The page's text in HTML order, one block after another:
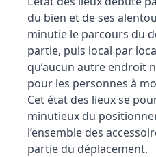
du bien et de ses
minutie le parcours du
partie, puis local par
qu’aucun autre endroit
pour les personnes à
Cet état des lieux se
minutieux du
l’ensemble des
partie du déplacement.